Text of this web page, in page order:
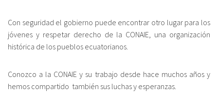
Con seguridad el gobierno puede encontrar otro lugar para los
jóvenes y respetar derecho de la CONAIE, una organización
histórica de los pueblos ecuatorianos.
Conozco a la CONAIE y su trabajo desde hace muchos años y
hemos compartido también sus luchas y esperanzas.